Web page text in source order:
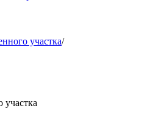
участка/
участка